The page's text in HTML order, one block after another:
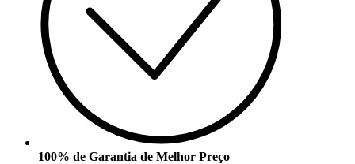
100% de Garantia de Melhor Preço